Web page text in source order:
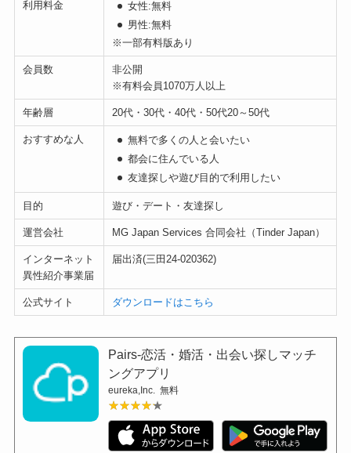
利用料金
女性:無料
男性:無料
※一部有料版あり
会員数
非公開
※有料会員1070万人以上
年齢層 20代・30代・40代・50代20～50代
おすすめな人
無料で多くの人と会いたい
都会に住んでいる人
友達探しや遊び目的で利用したい
目的 遊び・デート・友達探し
運営会社 MG Japan Services 合同会社（Tinder Japan）
インターネット
異性紹介事業届
届出済(三田24-020362)
公式サイト ダウンロードはこちら
Pairs-恋活・婚活・出会い探しマッチ
ングアプリ
eureka,Inc. 無料
★★★★★
★★★★★